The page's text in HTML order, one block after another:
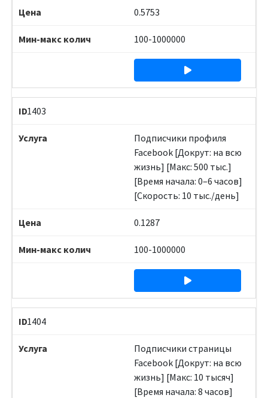
0.5753
100-1000000
1403
Подписчики профиля
Facebook [Докрут: на всю
жизнь] [Макс: 500 тыс.]
[Время начала: 0–6 часов]
[Скорость: 10 тыс./день]
0.1287
100-1000000
1404
Подписчики страницы
Facebook [Докрут: на всю
жизнь] [Макс: 10 тысяч]
[Время начала: 8 часов]